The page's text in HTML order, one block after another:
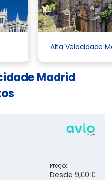
Alta Velocidade
Madrid
Preço:
Desde 9,00 €